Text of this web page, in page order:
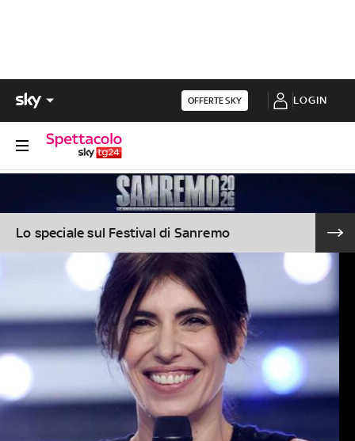
OFFERTE SKY LOGIN
Lo speciale sul Festival di Sanremo